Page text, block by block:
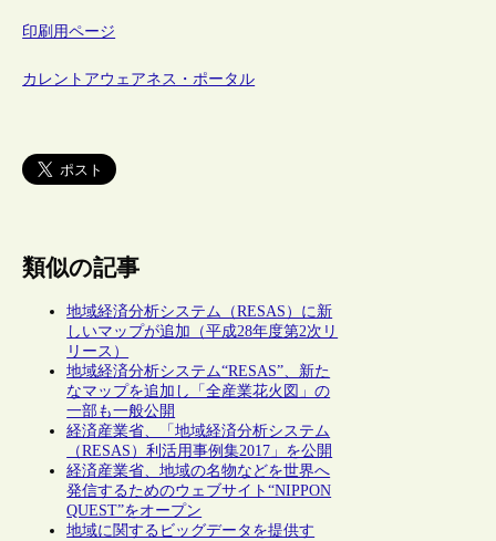
印刷用ページ
カレントアウェアネス・ポータル
類似の記事
地域経済分析システム（RESAS）に新
しいマップが追加（平成28年度第2次リ
リース）
地域経済分析システム“RESAS”、新た
なマップを追加し「全産業花火図」の
一部も一般公開
経済産業省、「地域経済分析システム
（RESAS）利活用事例集2017」を公開
経済産業省、地域の名物などを世界へ
発信するためのウェブサイト“NIPPON
QUEST”をオープン
地域に関するビッグデータを提供す